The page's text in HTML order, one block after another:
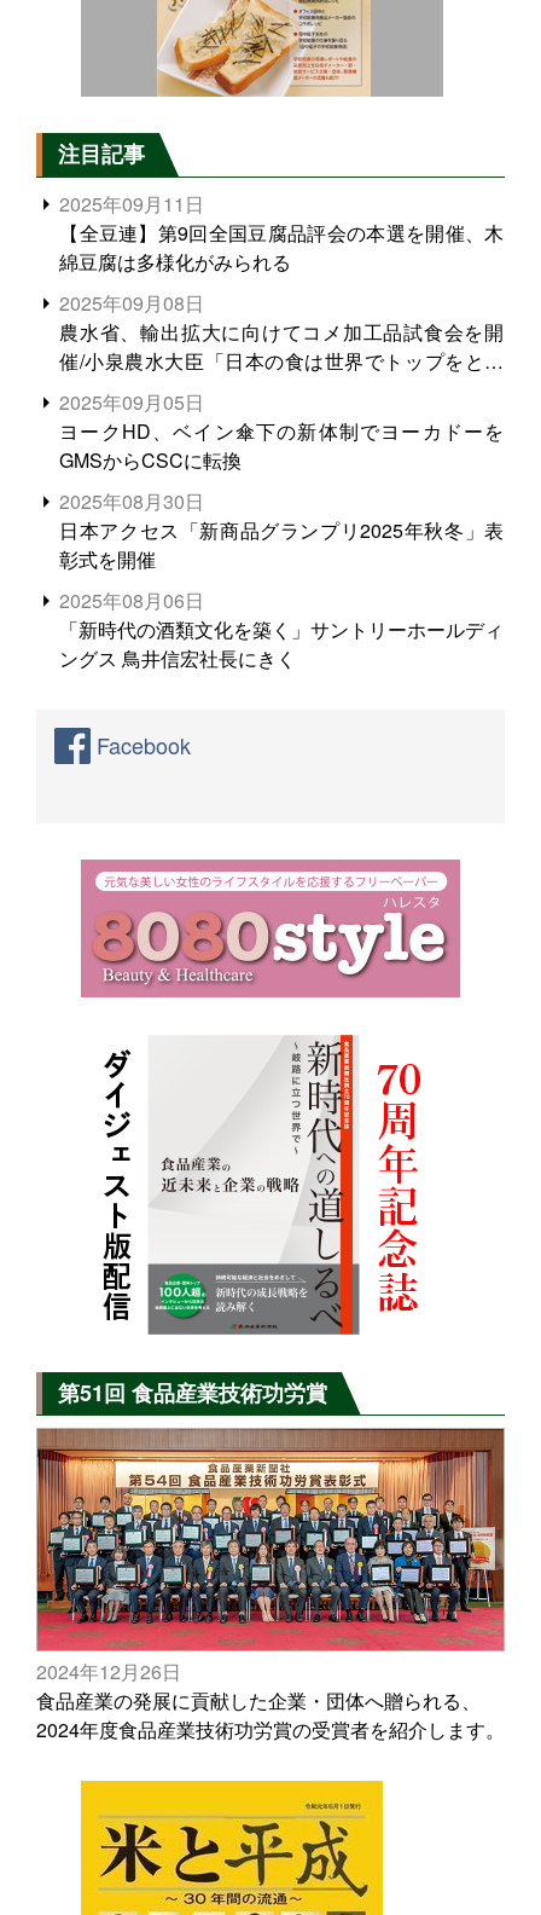
注目記事
2025年09月11日
【全豆連】第9回全国豆腐品評会の本選を開催、木
綿豆腐は多様化がみられる
2025年09月08日
農水省、輸出拡大に向けてコメ加工品試食会を開
催/小泉農水大臣「日本の食は世界でトップをとれ
る。米増産に向けて、米輸出需要の拡大を」
2025年09月05日
ヨークHD、ベイン傘下の新体制でヨーカドーを
GMSからCSCに転換
2025年08月30日
日本アクセス「新商品グランプリ2025年秋冬」表
彰式を開催
2025年08月06日
「新時代の酒類文化を築く」サントリーホールディ
ングス 鳥井信宏社長にきく
Facebook
第51回 食品産業技術功労賞
2024年12月26日
食品産業の発展に貢献した企業・団体へ贈られる、
2024年度食品産業技術功労賞の受賞者を紹介します。